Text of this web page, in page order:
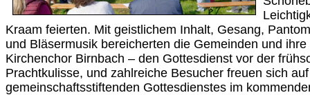
Kraam feierten. Mit geistlichem Inhalt, Gesang,
und Bläsermusik bereicherten die Gemeinden und
Kirchenchor Birnbach – den Gottesdienst vor der
Prachtkulisse, und zahlreiche Besucher freuen sich
gemeinschaftsstiftenden Gottesdienstes im